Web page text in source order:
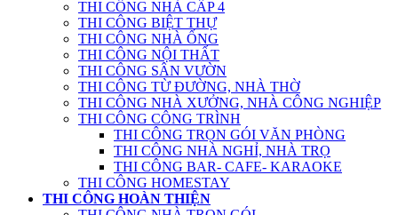
THI CÔNG NHÀ CẤP 4
THI CÔNG BIỆT THỰ
THI CÔNG NHÀ ỐNG
THI CÔNG NỘI THẤT
THI CÔNG SÂN VƯỜN
THI CÔNG TỪ ĐƯỜNG, NHÀ THỜ
THI CÔNG NHÀ XƯỞNG, NHÀ CÔNG NGHIỆP
THI CÔNG CÔNG TRÌNH
THI CÔNG TRỌN GÓI VĂN PHÒNG
THI CÔNG NHÀ NGHỈ, NHÀ TRỌ
THI CÔNG BAR- CAFE- KARAOKE
THI CÔNG HOMESTAY
THI CÔNG HOÀN THIỆN